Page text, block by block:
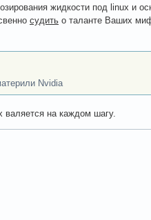
жидкости под linux и
судить о таланте Ваших
Nvidia
валяется на каждом шагу.